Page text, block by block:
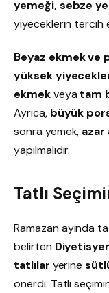
yemeği, sebze
yiyeceklerin tercih
Beyaz ekmek ve
yüksek
ekmekveya tam
Ayrıca, büyük
sonra yemek, azar
yapılmalıdır.
Tatlı
Ramazan ayında
belirten
tatlılar yerine
önerdi. Tatlı